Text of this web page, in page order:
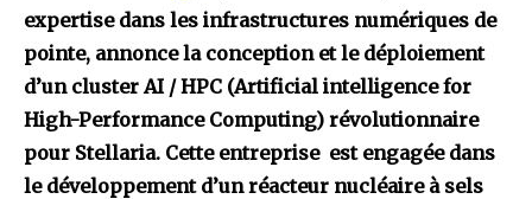
expertise dans les infrastructures numériques de
pointe, annonce la conception et le déploiement
d’un cluster AI / HPC (Artificial intelligence for
High-Performance Computing) révolutionnaire
pour Stellaria. Cette entreprise est engagée dans
le développement d’un réacteur nucléaire à sels